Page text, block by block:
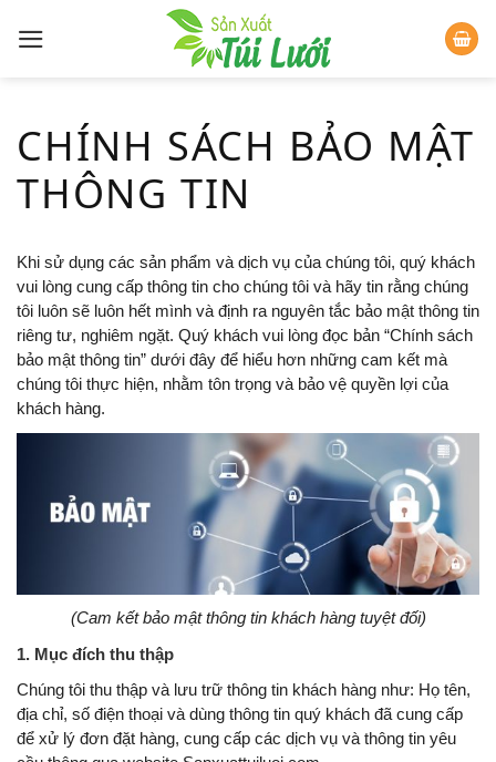
CHÍNH SÁCH BẢO MẬT
THÔNG TIN
Khi sử dụng các sản phẩm và dịch vụ của chúng tôi, quý khách
vui lòng cung cấp thông tin cho chúng tôi và hãy tin rằng chúng
tôi luôn sẽ luôn hết mình và định ra nguyên tắc bảo mật thông tin
riêng tư, nghiêm ngặt. Quý khách vui lòng đọc bản “Chính sách
bảo mật thông tin” dưới đây để hiểu hơn những cam kết mà
chúng tôi thực hiện, nhằm tôn trọng và bảo vệ quyền lợi của
khách hàng.
(Cam kết bảo mật thông tin khách hàng tuyệt đối)
1. Mục đích thu thập
Chúng tôi thu thập và lưu trữ thông tin khách hàng như: Họ tên,
địa chỉ, số điện thoại và dùng thông tin quý khách đã cung cấp
để xử lý đơn đặt hàng, cung cấp các dịch vụ và thông tin yêu